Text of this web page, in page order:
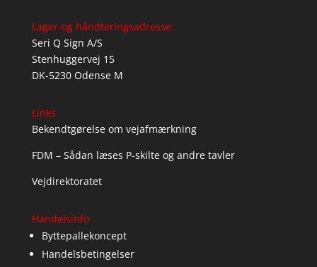
Lager-og håndteringsadresse:
Seri Q Sign A/S
Stenhuggervej 15
DK-5230 Odense M
Links
Bekendtgørelse om vejafmærkning
FDM – Sådan læses P-skilte og andre tavler
Vejdirektoratet
Handelsinfo
Byttepallekoncept
Handelsbetingelser